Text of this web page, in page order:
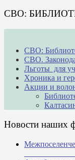
СВО:
СВО:
СВО.
Льготы для
Хроника и
Акции и
Новости наших